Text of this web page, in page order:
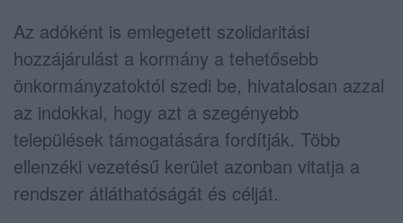
Az adóként is emlegetett szolidaritási
hozzájárulást a kormány a tehetősebb
önkormányzatoktól szedi be, hivatalosan azzal
az indokkal, hogy azt a szegényebb
települések támogatására fordítják. Több
ellenzéki vezetésű kerület azonban vitatja a
rendszer átláthatóságát és célját.